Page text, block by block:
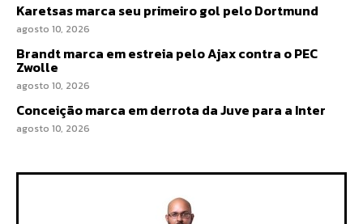
Karetsas marca seu primeiro gol pelo Dortmund
agosto 10, 2026
Brandt marca em estreia pelo Ajax contra o PEC
Zwolle
agosto 10, 2026
Conceição marca em derrota da Juve para a Inter
agosto 10, 2026